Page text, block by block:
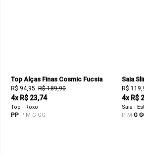
Top Alças Finas Cosmic Fucsia
R$ 94,95 R$ 189,90
4x R$ 23,74
Top - Roxo
PP P M G GG
Saia
R$
4x R$
Saia -
P M G